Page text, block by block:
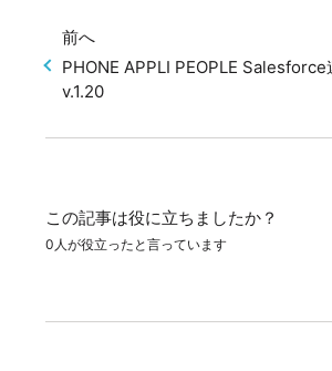
前へ
PHONE APPLI PEOPLE
v.1.20
この記事は役に立ちましたか？
0人が役立ったと言っています